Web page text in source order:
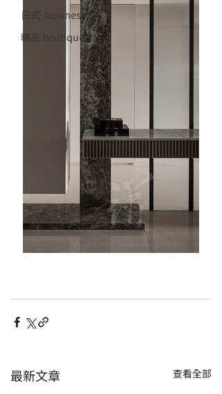
日式 Japanese
精品 Boutique
最新文章 查看全部